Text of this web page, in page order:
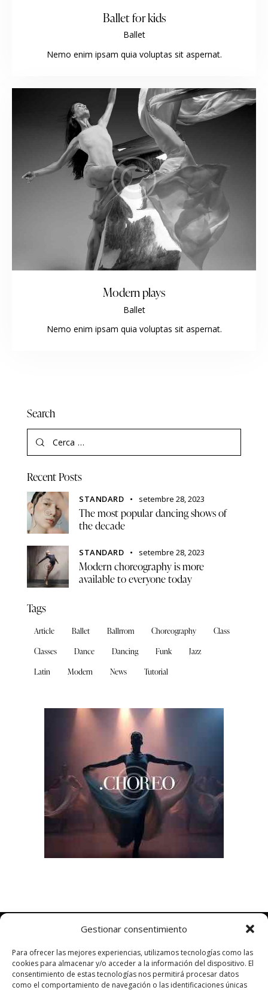
Gestionar consentimiento
Para ofrecer las mejores experiencias, utilizamos tecnologías como las
cookies para almacenar y/o acceder a la información del dispositivo. El
consentimiento de estas tecnologías nos permitirá procesar datos
como el comportamiento de navegación o las identificaciones únicas
Ballet for kids
Ballet
Nemo enim ipsam quia voluptas sit aspernat.
Modern plays
Ballet
Nemo enim ipsam quia voluptas sit aspernat.
Search
Recent Posts
STANDARD setembre 28, 2023
The most popular dancing shows of
the decade
STANDARD setembre 28, 2023
Modern choreography is more
available to everyone today
Tags
Article Ballet Ballrrom Choreography
Class
Classes
Dance Dancing Funk
Jazz
Latin
Modern News Tutorial